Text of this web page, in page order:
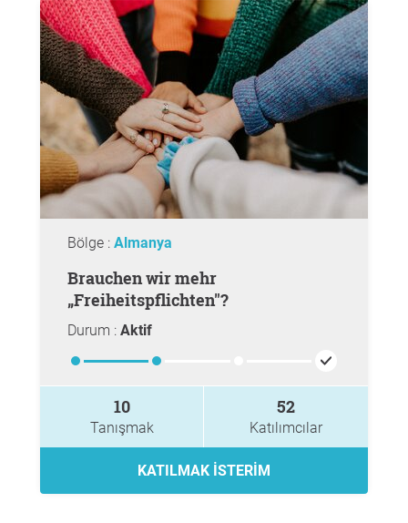
Bölge : Almanya
Brauchen wir mehr
„Freiheitspflichten"?
Durum : Aktif
10
Tanışmak
52
Katılımcılar
KATILMAK ISTERIM